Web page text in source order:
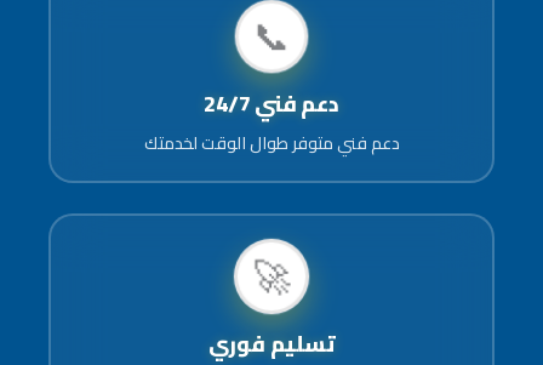
📞
دعم فني 24/7
دعم فني متوفر طوال الوقت لخدمتك
🚀
تسليم فوري